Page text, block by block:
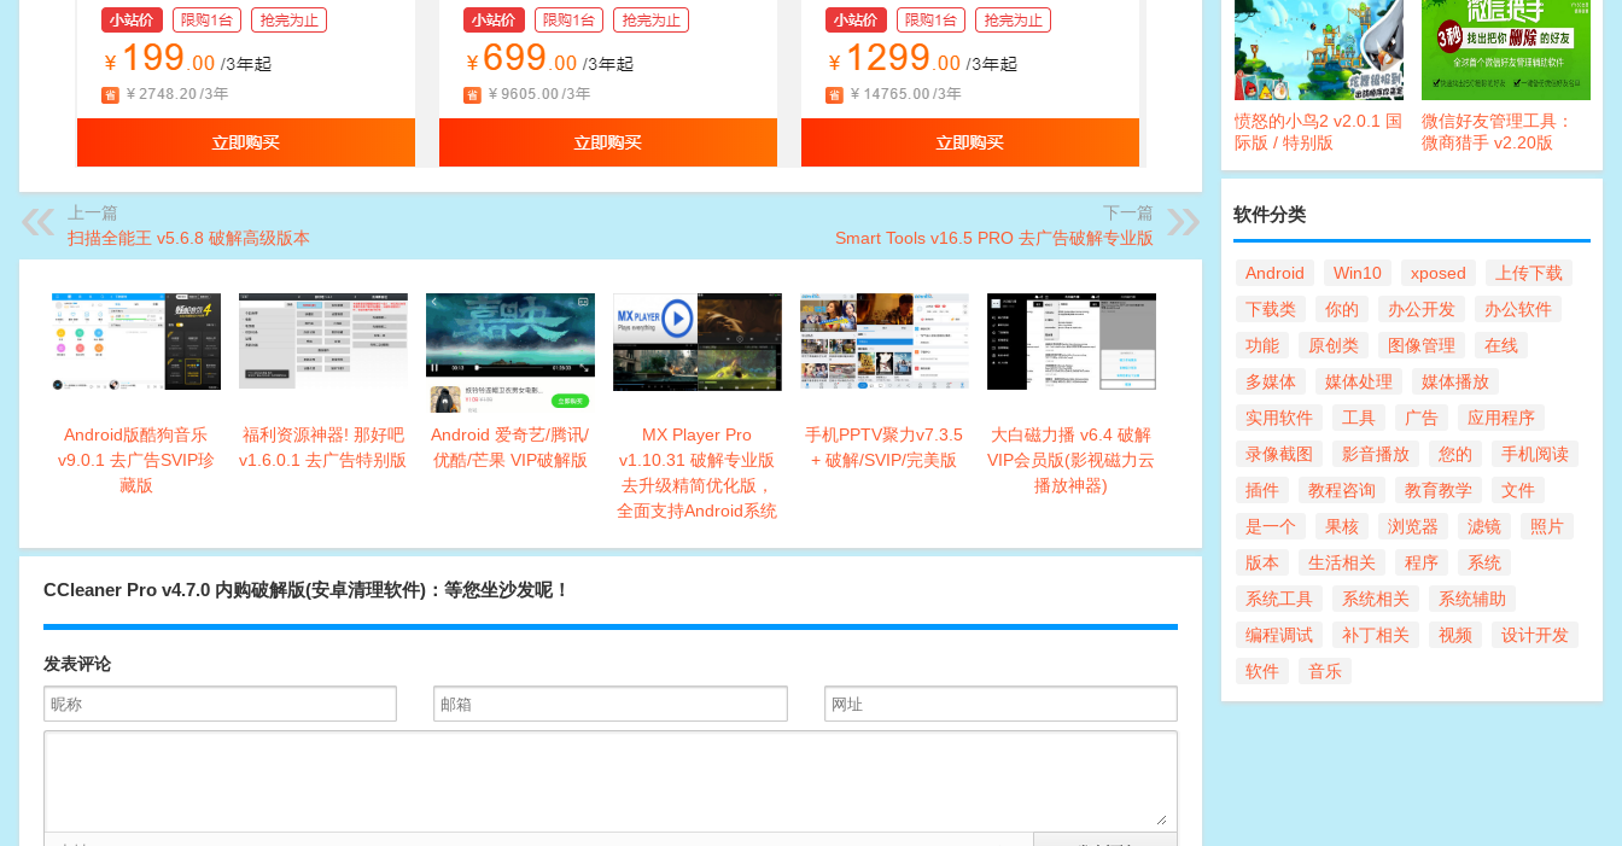
上一篇
扫描全能王 v5.6.8 破解高级版本
下一篇
Smart Tools v16.5 PRO 去广告破解专业版
Android版酷狗音乐
v9.0.1 去广告SVIP珍
藏版
福利资源神器! 那好吧
v1.6.0.1 去广告特别版
Android 爱奇艺/腾讯/
优酷/芒果 VIP破解版
MX Player Pro
v1.10.31 破解专业版
去升级精简优化版，
全面支持Android系统
手机PPTV聚力v7.3.5
+ 破解/SVIP/完美版
大白磁力播 v6.4 破解
VIP会员版(影视磁力云
播放神器)
CCleaner Pro v4.7.0 内购破解版(安卓清理软件)：等您坐沙发呢！
发表评论
愤怒的小鸟2 v2.0.1 国
际版 / 特别版
微信好友管理工具：
微商猎手 v2.20版
软件分类
Android Win10 xposed
上传下载
下载类
你的 办公开发
办公软件
功能
原创类 图像管理
在线
多媒体
媒体处理
媒体播放
实用软件
工具 广告
应用程序
录像截图
影音播放 您的
手机阅读
插件
教程咨询 教育教学
文件
是一个
果核 浏览器 滤镜
照片
版本
生活相关 程序
系统
系统工具
系统相关
系统辅助
编程调试
补丁相关 视频
设计开发
软件
音乐